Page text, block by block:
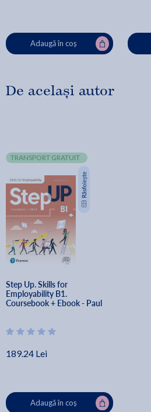
Adaugă în coș
De același autor
TRANSPORT GRATUIT
Step Up. Skills for
Employability B1.
Coursebook + Ebook - Paul
Amy Renehan
189.24 Lei
Adaugă în coș